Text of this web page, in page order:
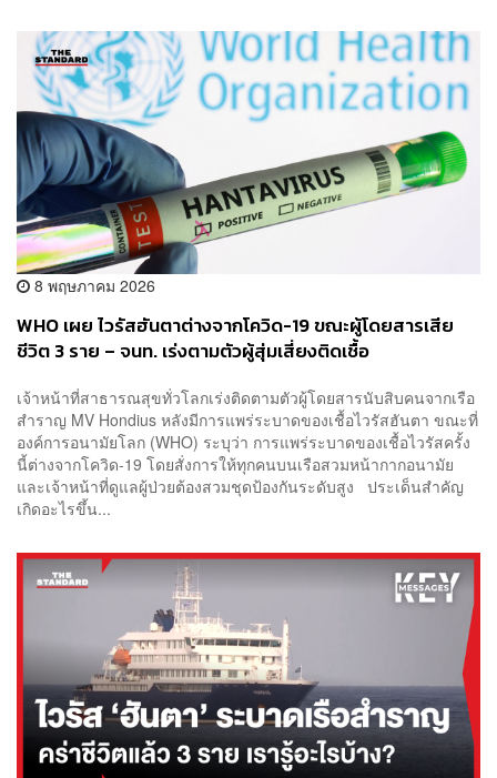
8 พฤษภาคม 2026
WHO เผย ไวรัสฮันตาต่างจากโควิด-19 ขณะผู้โดยสารเสีย
ชีวิต 3 ราย – จนท. เร่งตามตัวผู้สุ่มเสี่ยงติดเชื้อ
เจ้าหน้าที่สาธารณสุขทั่วโลกเร่งติดตามตัวผู้โดยสารนับสิบคนจากเรือ
สำราญ MV Hondius หลังมีการแพร่ระบาดของเชื้อไวรัสฮันตา ขณะที่
องค์การอนามัยโลก (WHO) ระบุว่า การแพร่ระบาดของเชื้อไวรัสครั้ง
นี้ต่างจากโควิด-19 โดยสั่งการให้ทุกคนบนเรือสวมหน้ากากอนามัย
และเจ้าหน้าที่ดูแลผู้ป่วยต้องสวมชุดป้องกันระดับสูง ประเด็นสำคัญ
เกิดอะไรขึ้น...